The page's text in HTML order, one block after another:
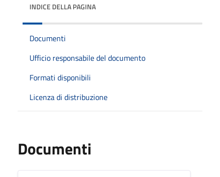
INDICE DELLA PAGINA
Documenti
Ufficio responsabile del documento
Formati disponibili
Licenza di distribuzione
Documenti